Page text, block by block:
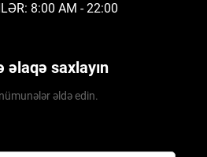
8:00 AM - 22:00
əlaqə saxlayın
əldə edin.